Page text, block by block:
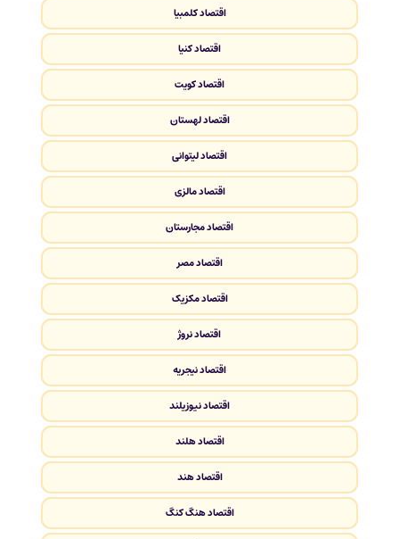
اقتصاد کلمبیا
اقتصاد کنیا
اقتصاد کویت
اقتصاد لهستان
اقتصاد لیتوانی
اقتصاد مالزی
اقتصاد مجارستان
اقتصاد مصر
اقتصاد مکزیک
اقتصاد نروژ
اقتصاد نیجریه
اقتصاد نیوزیلند
اقتصاد هلند
اقتصاد هند
اقتصاد هنگ کنگ